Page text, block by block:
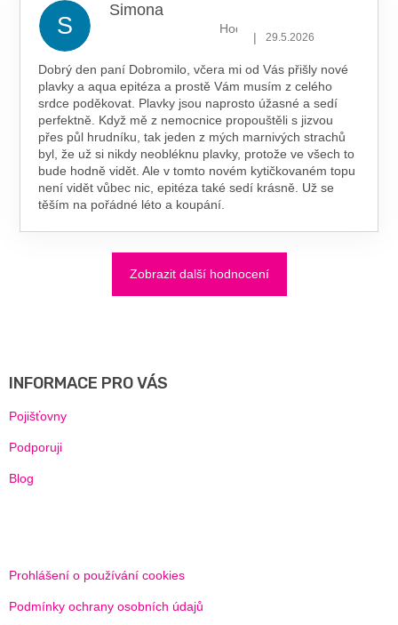
S
Simona
Hodnocení obchodu je 5 z 5
| 29.5.2026
Dobrý den paní Dobromilo, včera mi od Vás přišly nové
plavky a aqua epitéza a prostě Vám musím z celého
srdce poděkovat. Plavky jsou naprosto úžasné a sedí
perfektně. Když mě z nemocnice propouštěli s jizvou
přes půl hrudníku, tak jeden z mých marnivých strachů
byl, že už si nikdy neobléknu plavky, protože ve všech to
bude hodně vidět. Ale v tomto novém kytičkovaném topu
není vidět vůbec nic, epitéza také sedí krásně. Už se
těším na pořádné léto a koupání.
Zobrazit další hodnocení
INFORMACE PRO VÁS
Pojišťovny
Podporuji
Blog
Prohlášení o používání cookies
Podmínky ochrany osobních údajů